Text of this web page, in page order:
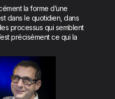
la forme d’une
dans le quotidien, dans
processus qui semblent
précisément ce qui la